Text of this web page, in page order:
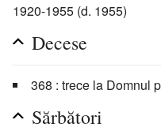
1920-1955 (d. 1955)
Decese
368 : trece la Domnul
Sărbători